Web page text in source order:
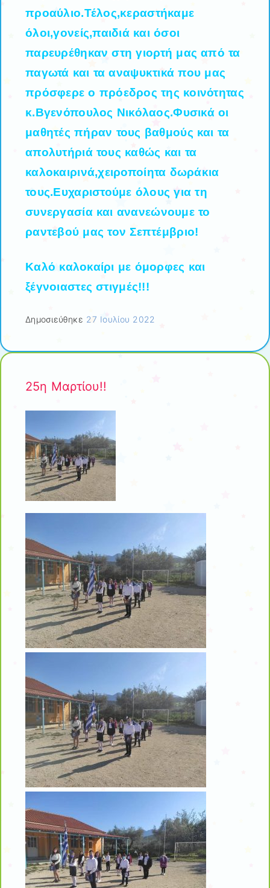
προαύλιο.Τέλος,κεραστήκαμε
όλοι,γονείς,παιδιά και όσοι
παρευρέθηκαν στη γιορτή μας από τα
παγωτά και τα αναψυκτικά που μας
πρόσφερε ο πρόεδρος της κοινότητας
κ.Βγενόπουλος Νικόλαος.Φυσικά οι
μαθητές πήραν τους βαθμούς και τα
απολυτήριά τους καθώς και τα
καλοκαιρινά,χειροποίητα δωράκια
τους.Ευχαριστούμε όλους για τη
συνεργασία και ανανεώνουμε το
ραντεβού μας τον Σεπτέμβριο!
Καλό καλοκαίρι με όμορφες και
ξέγνοιαστες στιγμές!!!
Δημοσιεύθηκε 27 Ιουλίου 2022
25η Μαρτίου!!